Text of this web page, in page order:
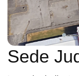
Sede